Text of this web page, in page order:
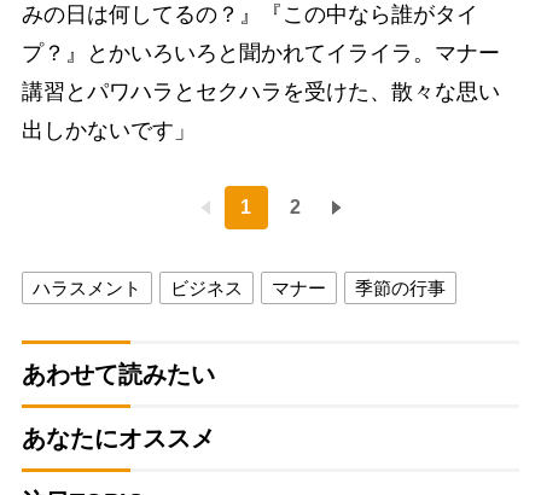
みの日は何してるの？』『この中なら誰がタイ
プ？』とかいろいろと聞かれてイライラ。マナー
講習とパワハラとセクハラを受けた、散々な思い
出しかないです」
1 2
ハラスメント ビジネス マナー 季節の行事
あわせて読みたい
あなたにオススメ